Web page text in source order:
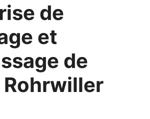
de
et
de